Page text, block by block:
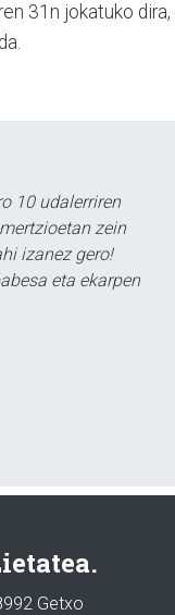
31n jokatuko dira,
10 udalerriren
zein
izanez gero!
eta ekarpen
Getxo